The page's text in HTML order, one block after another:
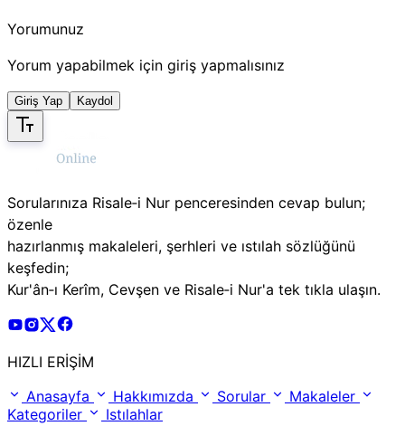
Yorumunuz
Yorum yapabilmek için giriş yapmalısınız
Giriş Yap Kaydol
Sorularınıza Risale‑i Nur penceresinden cevap bulun;
özenle
hazırlanmış makaleleri, şerhleri ve ıstılah sözlüğünü
keşfedin;
Kur'ân‑ı Kerîm, Cevşen ve Risale‑i Nur'a tek tıkla ulaşın.
Risale Online Youtube Hesabı
Risale Online Instagram Hesabı
Risale Online X Hesabı
HIZLI ERİŞİM
Anasayfa
Hakkımızda Sorular
Makaleler
Kategoriler
Istılahlar